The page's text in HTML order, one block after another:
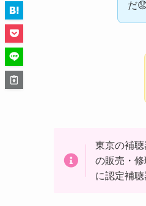
だ
東京の補
の販売・
に認定補